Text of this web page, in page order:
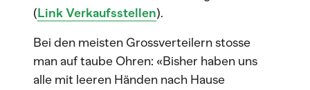
(Link Verkaufsstellen).
Bei den meisten Grossverteilern stosse
man auf taube Ohren: «Bisher haben uns
alle mit leeren Händen nach Hause